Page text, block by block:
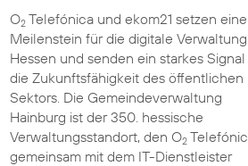
O2Telefónica und ekom21 setzen
Meilenstein für die digitale
Hessen und senden ein starkes
die Zukunftsfähigkeit des öffentlichen
Sektors. Die Gemeindeverwaltung
Hainburg ist der 350. hessische
Verwaltungsstandort, den O2
gemeinsam mit dem IT-Dienstleister